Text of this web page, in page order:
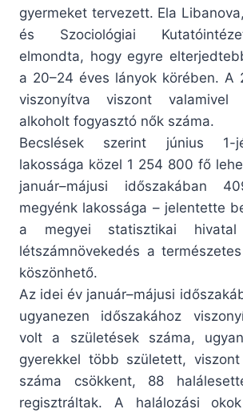
gyermeket tervezett. Ela
és Szociológiai
elmondta, hogy egyre
a 20–24 éves lányok körében. A
viszonyítva viszont valamivel
alkoholt fogyasztó nők száma.
Becslések szerint június 1-
lakossága közel 1 254 800 fő
január–májusi időszakában
megyénk lakossága – jelentette
a megyei statisztikai
létszámnövekedés a
köszönhető.
Az idei év január–májusi
ugyanezen időszakához
volt a születések száma,
gyerekkel több született,
száma csökkent, 88
regisztráltak. A halálozási